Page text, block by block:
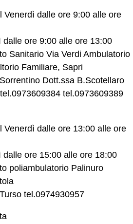
Venerdì dalle ore 9:00 alle ore
ore 9:00 alle ore 13:00
Sanitario Via Verdi Ambulatorio
Familiare, Sapri
Dott.ssa B.Scotellaro
tel.0973609389
Venerdì dalle ore 13:00 alle ore
ore 15:00 alle ore 18:00
poliambulatorio Palinuro
tel.0974930957